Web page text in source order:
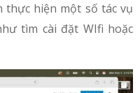
thực hiện một số tác vụ
tìm cài đặt WIfi hoặc